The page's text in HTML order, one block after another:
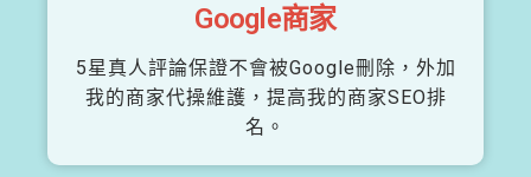
Google商家
5星真人評論保證不會被Google刪除，外加
我的商家代操維護，提高我的商家SEO排
名。